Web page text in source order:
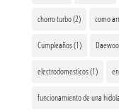
chorro turbo(2) como
Cumpleaños(1) Daewoo
electrodomesticos(1)
funcionamiento de una